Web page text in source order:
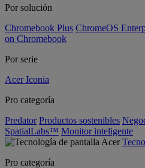
Por solución
Chromebook Plus ChromeOS
on Chromebook
Por serie
Acer Iconia
Pro categoría
Predator Productos sostenibles
SpatialLabs™ Monitor inteligente
Pro categoría